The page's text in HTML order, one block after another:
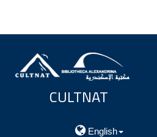
CULTNAT
English